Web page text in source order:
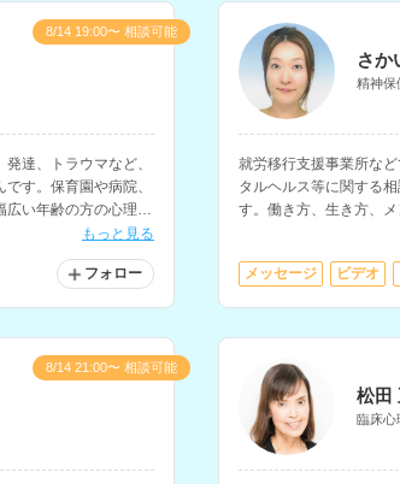
達、トラウマなど、
す。保育園や病院、
広い年齢の方の心理支
もっと見る
フォロー
8/14 19:00〜 相談可能
さか
精神保
就労移行支援事業所な
タルヘルス等に関する
す。働き方、生き方、
メッセージ ビデオ
8/14 21:00〜 相談可能
松田
臨床心